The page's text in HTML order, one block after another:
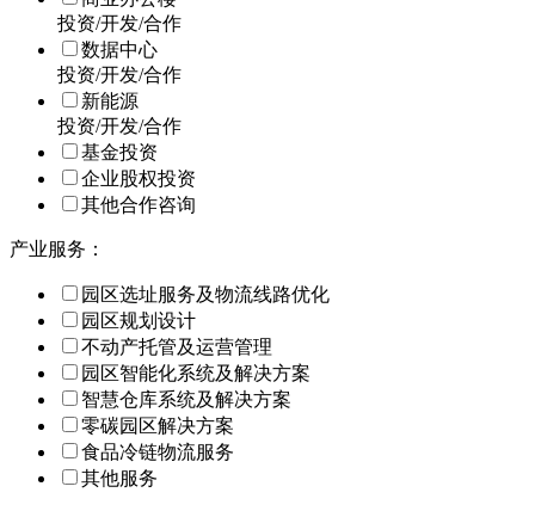
投资/开发/合作
数据中心
投资/开发/合作
新能源
投资/开发/合作
基金投资
企业股权投资
其他合作咨询
产业服务：
园区选址服务及物流线路优化
园区规划设计
不动产托管及运营管理
园区智能化系统及解决方案
智慧仓库系统及解决方案
零碳园区解决方案
食品冷链物流服务
其他服务